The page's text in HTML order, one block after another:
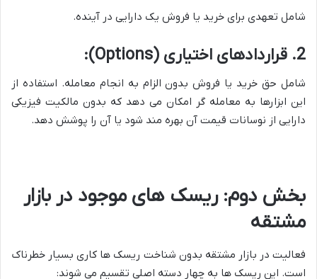
شامل تعهدی برای خرید یا فروش یک دارایی در آینده.
2. قراردادهای اختیاری (Options):
شامل حق خرید یا فروش بدون الزام به انجام معامله. استفاده از
این ابزارها به معامله گر امکان می دهد که بدون مالکیت فیزیکی
دارایی از نوسانات قیمت آن بهره مند شود یا آن را پوشش دهد.
بخش دوم: ریسک های موجود در بازار
مشتقه
فعالیت در بازار مشتقه بدون شناخت ریسک ها کاری بسیار خطرناک
است. این ریسک ها به چهار دسته اصلی تقسیم می شوند: